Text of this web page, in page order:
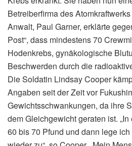
Betreiberfirma des
Anwalt, Paul Garner, erklärte
Post“, dass mindestens 70
Hodenkrebs, gynäkologische
Beschwerden durch die
Die Soldatin Lindsay Cooper
Angaben seit der Zeit vor
Gewichtsschwankungen, da ihre
dem Gleichgewicht geraten ist.
60 bis 70 Pfund und dann lege